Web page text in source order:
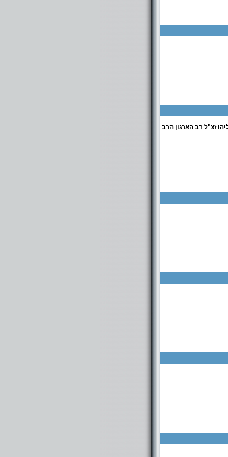
זצ"ל רב הארגון הרב